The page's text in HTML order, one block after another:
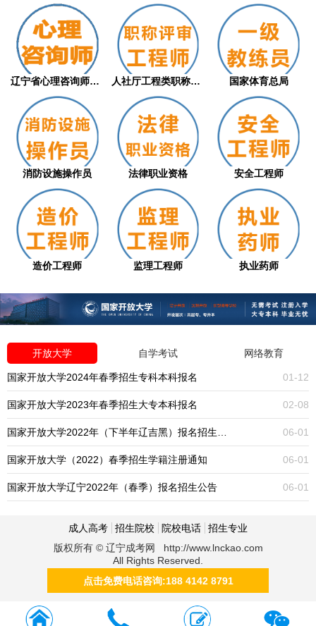
辽宁省心理咨询师职业技能等级评价证书（从... 人社厅工程类职称评审 国家体育总局
消防设施操作员 法律职业资格 安全工程师
造价工程师 监理工程师 执业药师
开放大学 自学考试 网络教育
01-12
国家开放大学2024年春季招生专科本科报名
02-08
国家开放大学2023年春季招生大专本科报名
06-01
06-01
国家开放大学（2022）春季招生学籍注册通知
06-01
国家开放大学辽宁2022年（春季）报名招生公告
成人高考 招生院校 院校电话
招生专业
版权所有 © 辽宁成考网 http://www.lnckao.com
All Rights Reserved.
点击免费电话咨询:188 4142 8791